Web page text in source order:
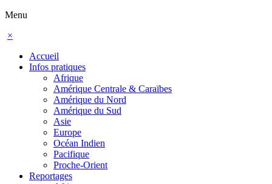
Menu
×
Accueil
Infos pratiques
Afrique
Amérique Centrale & Caraïbes
Amérique du Nord
Amérique du Sud
Asie
Europe
Océan Indien
Pacifique
Proche-Orient
Reportages